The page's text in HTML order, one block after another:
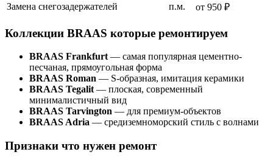
Замена снегозадержателей
п.м. от 950 ₽
Коллекции BRAAS которые ремонтируем
BRAAS Frankfurt — самая популярная цементно-
песчаная, прямоугольная форма
BRAAS Roman — S-образная, имитация керамики
BRAAS Tegalit — плоская, современный
минималистичный вид
BRAAS Tarvington — для премиум-объектов
BRAAS Adria — средиземноморский стиль с волнами
Признаки что нужен ремонт